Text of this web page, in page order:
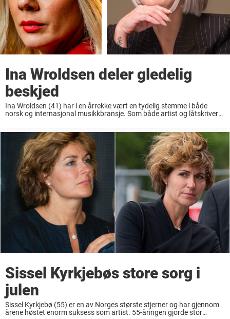
Ina Wroldsen deler gledelig
beskjed
Ina Wroldsen (41) har i en årrekke vært en tydelig stemme i både
norsk og internasjonal musikkbransje. Som både artist og låtskriver
Sissel Kyrkjebøs store sorg i
julen
Sissel Kyrkjebø (55) er en av Norges største stjerner og har gjennom
årene høstet enorm suksess som artist. 55-åringen gjorde stor